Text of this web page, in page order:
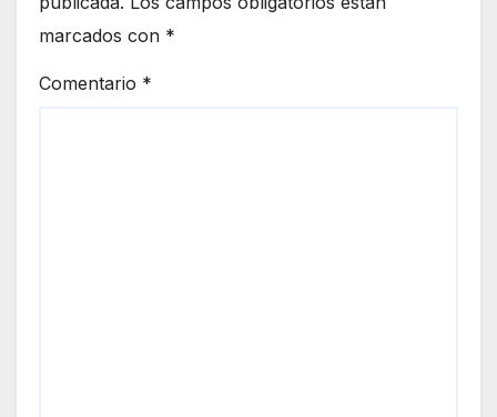
marcados con *
Comentario *